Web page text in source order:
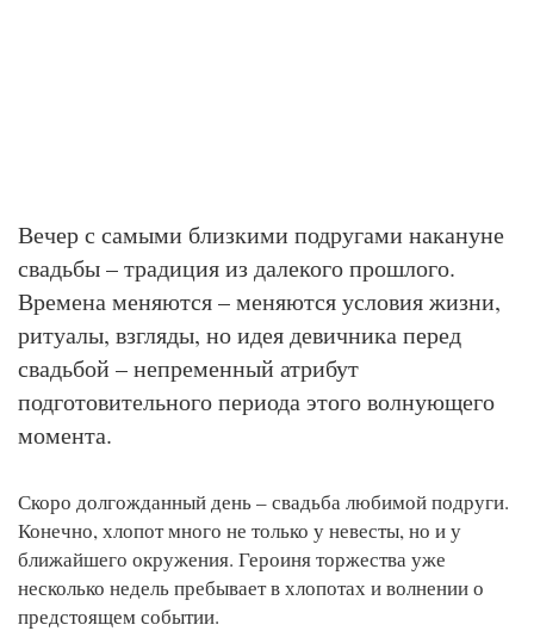
Вечер с самыми близкими подругами накануне
свадьбы – традиция из далекого прошлого.
Времена меняются – меняются условия жизни,
ритуалы, взгляды, но идея девичника перед
свадьбой – непременный атрибут
подготовительного периода этого волнующего
момента.
Скоро долгожданный день – свадьба любимой подруги.
Конечно, хлопот много не только у невесты, но и у
ближайшего окружения. Героиня торжества уже
несколько недель пребывает в хлопотах и волнении о
предстоящем событии.